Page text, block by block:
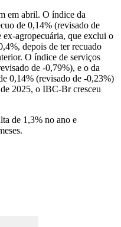
em abril. O índice da
de 0,14% (revisado de
agropecuária, que exclui o
depois de ter recuado
O índice de serviços
de -0,79%), e o da
0,14% (revisado de -0,23%)
2025, o IBC-Br cresceu
de 1,3% no ano e